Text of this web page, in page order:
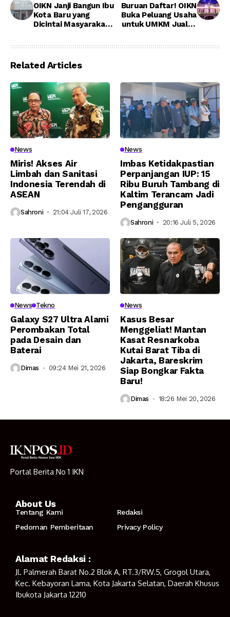
OIKN Janji Bangun Ibu
Kota Baru yang
Dicintai Masyarakat
Buruan Daftar! OIKN
Buka Peluang Usaha
untuk UMKM Jualan
Related Articles
News
Miris! Akses Air
Limbah dan Sanitasi
Indonesia Terendah di
ASEAN
Sahroni 21:04 Juli 17, 2026
News
Imbas Ketidakpastian
Perpanjangan IUP: 15
Ribu Buruh Tambang di
Kaltim Terancam Jadi
Pengangguran
Sahroni 20:16 Juli 5, 2026
News Tekno
Galaxy S27 Ultra Alami
Perombakan Total
pada Desain dan
Baterai
Dimas 09:24 Mei 21, 2026
News
Kasus Besar
Menggeliat! Mantan
Kasat Resnarkoba
Kutai Barat Tiba di
Jakarta, Bareskrim
Siap Bongkar Fakta
Baru!
Dimas 18:26 Mei 20, 2026
Portal Berita No 1 IKN
About Us
Tentang Kami
Redaksi
Pedoman Pemberitaan
Privacy Policy
Alamat Redaksi :
Jl. Palmerah Barat No.2 Blok A, RT.3/RW.5, Grogol Utara,
Kec. Kebayoran Lama, Kota Jakarta Selatan, Daerah Khusus
Ibukota Jakarta 12210